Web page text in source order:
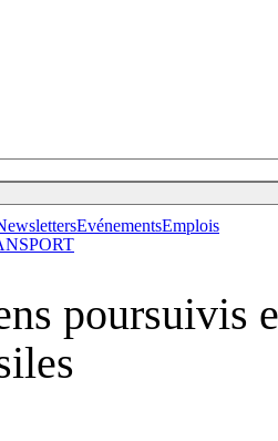
EvénementsEmplois
poursuivis